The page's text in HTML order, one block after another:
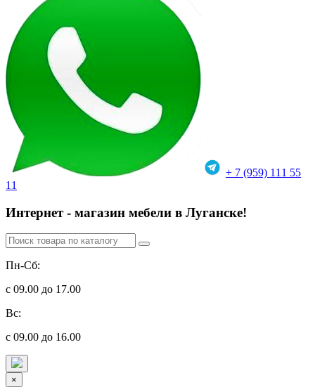
+ 7 (959) 111 55
11
Интернет - магазин мебели в Луганске!
Пн-Сб:
с 09.00 до 17.00
Вс:
с 09.00 до 16.00
×